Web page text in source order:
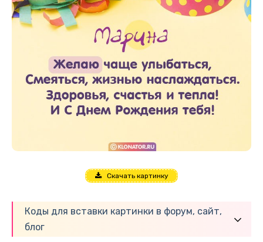
Скачать картинку
Коды для вставки картинки в форум, сайт,
блог